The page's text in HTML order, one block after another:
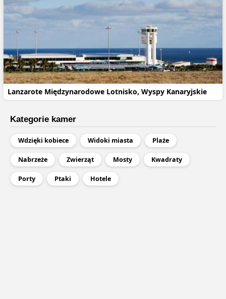
Lanzarote Międzynarodowe Lotnisko, Wyspy Kanaryjskie
Kategorie kamer
Wdzięki kobiece Widoki miasta Plaże
Nabrzeże Zwierząt Mosty Kwadraty
Porty Ptaki Hotele